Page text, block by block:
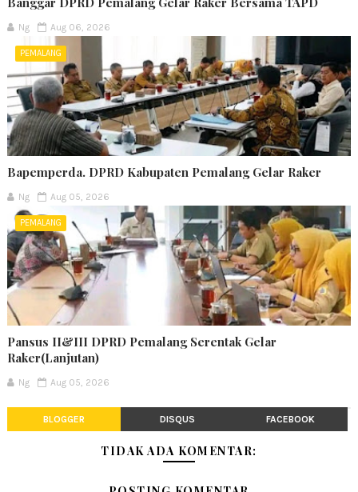
Ng Aug 06, 2026
PEMALANG
Bapemperda. DPRD Kabupaten Pemalang Gelar Raker
Ng Aug 05, 2026
PEMALANG
Pansus II&III DPRD Pemalang Serentak Gelar
Raker(Lanjutan)
Ng Aug 05, 2026
BLOGGER DISQUS FACEBOOK
TIDAK ADA KOMENTAR: